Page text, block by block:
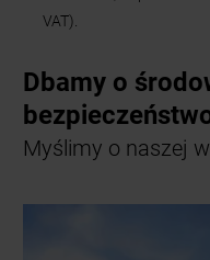
Myślimy o naszej